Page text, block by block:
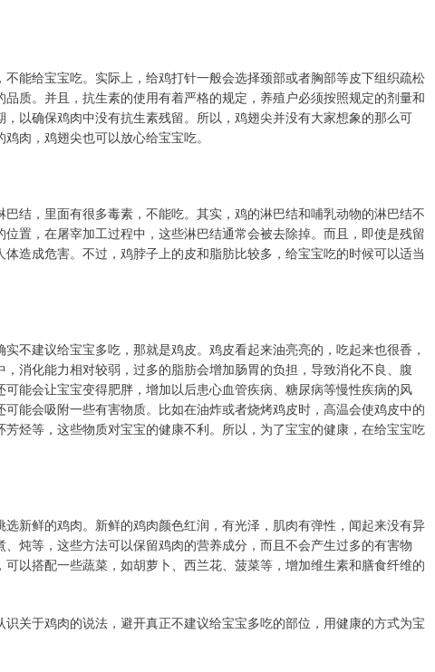
能给宝宝吃。实际上，给鸡打针一般会选择颈部或者胸部等皮下组织疏松
质。并且，抗生素的使用有着严格的规定，养殖户必须按照规定的剂量和
以确保鸡肉中没有抗生素残留。所以，鸡翅尖并没有大家想象的那么可
肉，鸡翅尖也可以放心给宝宝吃。
结，里面有很多毒素，不能吃。其实，鸡的淋巴结和哺乳动物的淋巴结不
置，在屠宰加工过程中，这些淋巴结通常会被去除掉。而且，即使是残留
造成危害。不过，鸡脖子上的皮和脂肪比较多，给宝宝吃的时候可以适当
不建议给宝宝多吃，那就是鸡皮。鸡皮看起来油亮亮的，吃起来也很香，
消化能力相对较弱，过多的脂肪会增加肠胃的负担，导致消化不良、腹
能会让宝宝变得肥胖，增加以后患心血管疾病、糖尿病等慢性疾病的风
能会吸附一些有害物质。比如在油炸或者烧烤鸡皮时，高温会使鸡皮中的
烃等，这些物质对宝宝的健康不利。所以，为了宝宝的健康，在给宝宝吃
新鲜的鸡肉。新鲜的鸡肉颜色红润，有光泽，肌肉有弹性，闻起来没有异
炖等，这些方法可以保留鸡肉的营养成分，而且不会产生过多的有害物
以搭配一些蔬菜，如胡萝卜、西兰花、菠菜等，增加维生素和膳食纤维的
关于鸡肉的说法，避开真正不建议给宝宝多吃的部位，用健康的方式为宝